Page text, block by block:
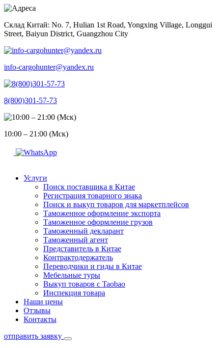
Skip
content
Склад Китай: No. 7, Hulian 1st Road, Yongxing Village, Longgui
Street, Baiyun District, Guangzhou City
info-cargohunter@yandex.ru
8(800)301-57-73
10:00 – 21:00 (Мск)
Услуги
Поиск поставщика в Китае
Регистрация товарного знака
Поиск и выкуп товаров для маркетплейсов
Таможенное оформление экспорта
Таможенное оформление грузов
Таможенный декларант
Таможенный агент
Представитель в Китае
Контрактодержатель
Переводчики и гиды в Китае
Мебельные туры
Выкуп товаров с Taobao
Инспекция товара
Наши цены
Отзывы
Контакты
отправить заявку